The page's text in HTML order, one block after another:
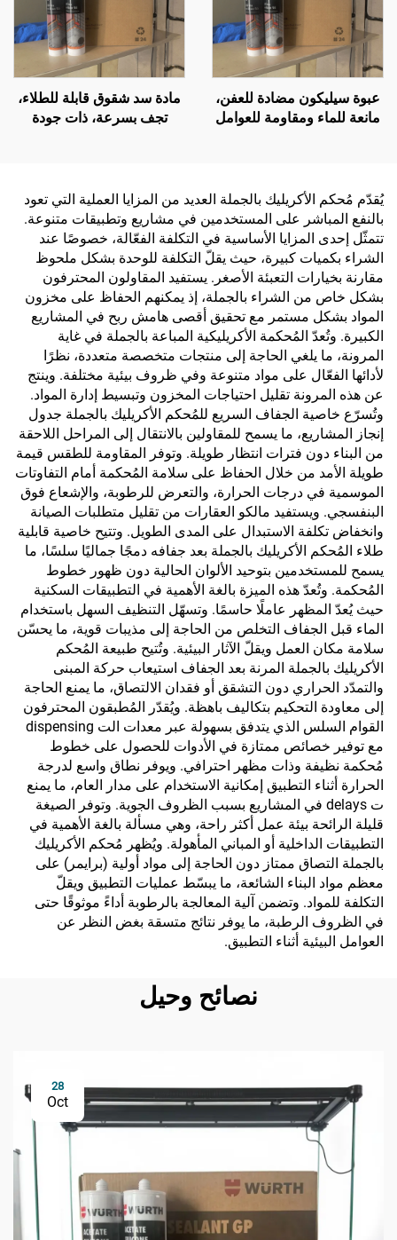
عبوة سيليكون مضادة للعفن،
مانعة للماء ومقاومة للعوامل
مادة سد شقوق قابلة للطلاء،
تجف بسرعة، ذات جودة
يُقدّم مُحكم الأكريليك بالجملة العديد من المزايا العملية التي تعود
بالنفع المباشر على المستخدمين في مشاريع وتطبيقات متنوعة.
تتمثّل إحدى المزايا الأساسية في التكلفة الفعّالة، خصوصًا عند
الشراء بكميات كبيرة، حيث يقلّ التكلفة للوحدة بشكل ملحوظ
مقارنة بخيارات التعبئة الأصغر. يستفيد المقاولون المحترفون
بشكل خاص من الشراء بالجملة، إذ يمكنهم الحفاظ على مخزون
المواد بشكل مستمر مع تحقيق أقصى هامش ربح في المشاريع
الكبيرة. وتُعدّ المُحكمة الأكريليكية المباعة بالجملة في غاية
المرونة، ما يلغي الحاجة إلى منتجات متخصصة متعددة، نظرًا
لأدائها الفعّال على مواد متنوعة وفي ظروف بيئية مختلفة. وينتج
عن هذه المرونة تقليل احتياجات المخزون وتبسيط إدارة المواد.
وتُسرّع خاصية الجفاف السريع للمُحكم الأكريليك بالجملة جدول
إنجاز المشاريع، ما يسمح للمقاولين بالانتقال إلى المراحل اللاحقة
من البناء دون فترات انتظار طويلة. وتوفر المقاومة للطقس قيمة
طويلة الأمد من خلال الحفاظ على سلامة المُحكمة أمام التفاوتات
الموسمية في درجات الحرارة، والتعرض للرطوبة، والإشعاع فوق
البنفسجي. ويستفيد مالكو العقارات من تقليل متطلبات الصيانة
وانخفاض تكلفة الاستبدال على المدى الطويل. وتتيح خاصية قابلية
طلاء المُحكم الأكريليك بالجملة بعد جفافه دمجًا جماليًا سلسًا، ما
يسمح للمستخدمين بتوحيد الألوان الحالية دون ظهور خطوط
المُحكمة. وتُعدّ هذه الميزة بالغة الأهمية في التطبيقات السكنية
حيث يُعدّ المظهر عاملًا حاسمًا. وتسهّل التنظيف السهل باستخدام
الماء قبل الجفاف التخلص من الحاجة إلى مذيبات قوية، ما يحسّن
سلامة مكان العمل ويقلّ الآثار البيئية. وتُتيح طبيعة المُحكم
الأكريليك بالجملة المرنة بعد الجفاف استيعاب حركة المبنى
والتمدّد الحراري دون التشقق أو فقدان الالتصاق، ما يمنع الحاجة
إلى معاودة التحكيم بتكاليف باهظة. ويُقدّر المُطبقون المحترفون
القوام السلس الذي يتدفق بسهولة عبر معدات الت dispensing
مع توفير خصائص ممتازة في الأدوات للحصول على خطوط
مُحكمة نظيفة وذات مظهر احترافي. ويوفر نطاق واسع لدرجة
الحرارة أثناء التطبيق إمكانية الاستخدام على مدار العام، ما يمنع
ت delays في المشاريع بسبب الظروف الجوية. وتوفر الصيغة
قليلة الرائحة بيئة عمل أكثر راحة، وهي مسألة بالغة الأهمية في
التطبيقات الداخلية أو المباني المأهولة. ويُظهر مُحكم الأكريليك
بالجملة التصاق ممتاز دون الحاجة إلى مواد أولية (برايمر) على
معظم مواد البناء الشائعة، ما يبسّط عمليات التطبيق ويقلّ
التكلفة للمواد. وتضمن آلية المعالجة بالرطوبة أداءً موثوقًا حتى
في الظروف الرطبة، ما يوفر نتائج متسقة بغض النظر عن
العوامل البيئية أثناء التطبيق.
نصائح وحيل
28
Oct